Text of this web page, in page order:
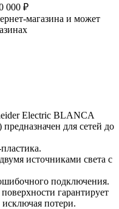
000 ₽
магазина и может
Electric BLANCA
для сетей до
источниками света с
подключения.
гарантирует
потери.